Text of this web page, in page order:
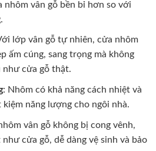
nhôm vân gỗ bền bỉ hơn so với
lớp vân gỗ tự nhiên, cửa nhôm
ấm cúng, sang trọng mà không
như cửa gỗ thật.
: Nhôm có khả năng cách nhiệt và
năng lượng cho ngôi nhà.
vân gỗ không bị cong vênh,
cửa gỗ, dễ dàng vệ sinh và bảo